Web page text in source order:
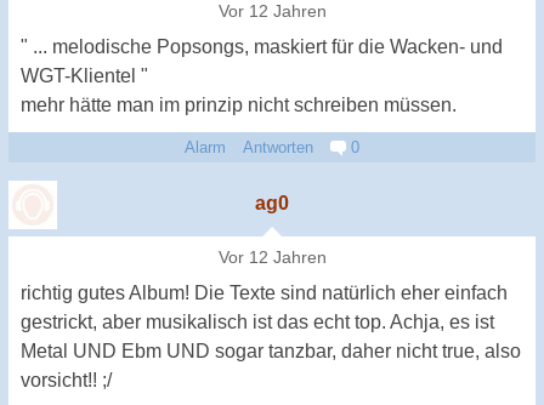
Vor 12 Jahren
" ... melodische Popsongs, maskiert für die Wacken- und
WGT-Klientel "
mehr hätte man im prinzip nicht schreiben müssen.
Alarm Antworten 0
ag0
Vor 12 Jahren
richtig gutes Album! Die Texte sind natürlich eher einfach
gestrickt, aber musikalisch ist das echt top. Achja, es ist
Metal UND Ebm UND sogar tanzbar, daher nicht true, also
vorsicht!! ;/